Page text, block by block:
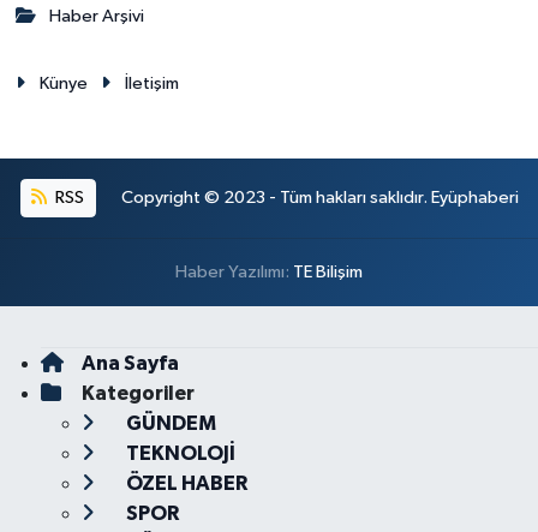
Haber Arşivi
Künye İletişim
RSS Copyright © 2023 - Tüm hakları saklıdır. Eyüphaberi
Haber Yazılımı: TE Bilişim
Ana Sayfa
Kategoriler
GÜNDEM
TEKNOLOJİ
ÖZEL HABER
SPOR